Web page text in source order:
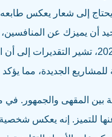
إلى شعار يعكس طابعه
أن يميزك عن
بين المقهى والجمهور.
عنها للتميز. إنه يعكس